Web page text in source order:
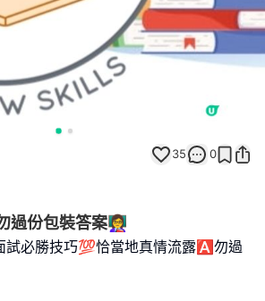
35 0
份包裝答案👩‍🏫
試必勝技巧💯恰當地真情流露🅰️勿過